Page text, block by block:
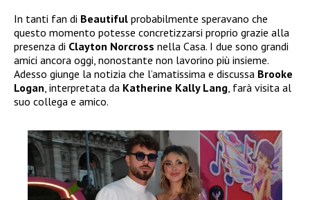
In tanti fan di Beautiful probabilmente speravano che
questo momento potesse concretizzarsi proprio grazie alla
presenza di Clayton Norcross nella Casa. I due sono grandi
amici ancora oggi, nonostante non lavorino più insieme.
Adesso giunge la notizia che l’amatissima e discussa Brooke
Logan, interpretata da Katherine Kally Lang, farà visita al
suo collega e amico.